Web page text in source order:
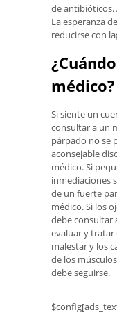
de antibióticos.
La esperanza
reducirse con
médico?
Si siente un
consultar a un
párpado no se
aconsejable
médico. Si
inmediaciones
de un fuerte
médico. Si los
debe consultar
evaluar y tratar
malestar y los
de los
debe seguirse.